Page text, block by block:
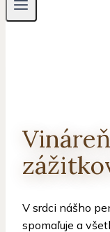
V srdci nášho
spomaľuje a